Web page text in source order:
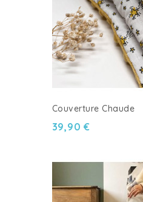
Couverture Chaude
39,90 €